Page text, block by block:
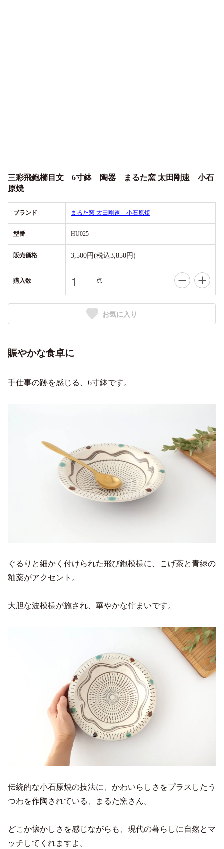
三彩飛鉋櫛目文 6寸鉢 陶器 まるた窯 太田剛速 小石
原焼
ブランド まるた窯 太田剛速 小石原焼
型番 HU025
販売価格 3,500円(税込3,850円)
購入数 点
お気に入り
賑やかな食卓に
手仕事の跡を感じる、6寸鉢です。
ぐるりと細かく付けられた飛び鉋模様に、こげ茶と青緑の
釉薬がアクセント。
大胆な波模様が施され、華やかな佇まいです。
伝統的な小石原焼の技法に、かわいらしさをプラスしたう
つわを作陶されている、まるた窯さん。
どこか懐かしさを感じながらも、現代の暮らしに自然とマ
ッチしてくれますよ。